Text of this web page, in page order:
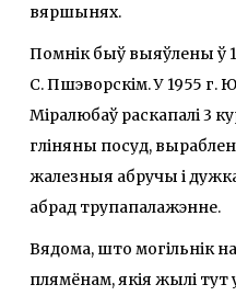
вяршынях.
Помнік быў выяўлены ў
С. Пшэворскім. У 1955 г.
Міралюбаў раскапалі 3
гліняны посуд,
жалезныя абручы і
абрад трупапалажэнне.
Вядома, што могільнік
плямёнам, якія жылі тут